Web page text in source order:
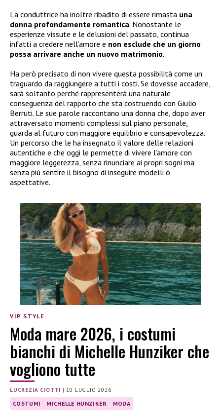
La conduttrice ha inoltre ribadito di essere rimasta una
donna profondamente romantica. Nonostante le
esperienze vissute e le delusioni del passato, continua
infatti a credere nell’amore e non esclude che un giorno
possa arrivare anche un nuovo matrimonio.
Ha però precisato di non vivere questa possibilità come un
traguardo da raggiungere a tutti i costi. Se dovesse accadere,
sarà soltanto perché rappresenterà una naturale
conseguenza del rapporto che sta costruendo con Giulio
Berruti. Le sue parole raccontano una donna che, dopo aver
attraversato momenti complessi sul piano personale,
guarda al futuro con maggiore equilibrio e consapevolezza.
Un percorso che le ha insegnato il valore delle relazioni
autentiche e che oggi le permette di vivere l’amore con
maggiore leggerezza, senza rinunciare ai propri sogni ma
senza più sentire il bisogno di inseguire modelli o
aspettative.
VIP STYLE
Moda mare 2026, i costumi
bianchi di Michelle Hunziker che
vogliono tutte
LUCREZIA CIOTTI | 10 LUGLIO 2026
COSTUMI MICHELLE HUNZIKER MODA